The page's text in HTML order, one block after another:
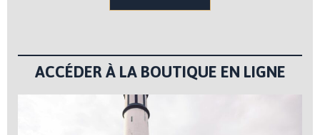
ACCÉDER À LA BOUTIQUE EN LIGNE